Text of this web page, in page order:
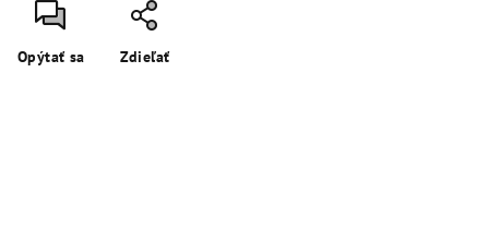
Opýtať sa Zdieľať